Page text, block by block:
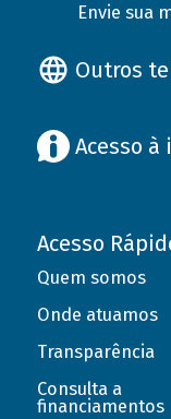
Envie sua
Outros
Acesso
Acesso
Quem somos
Onde atuamos
Transparência
Consulta a
financiamentos